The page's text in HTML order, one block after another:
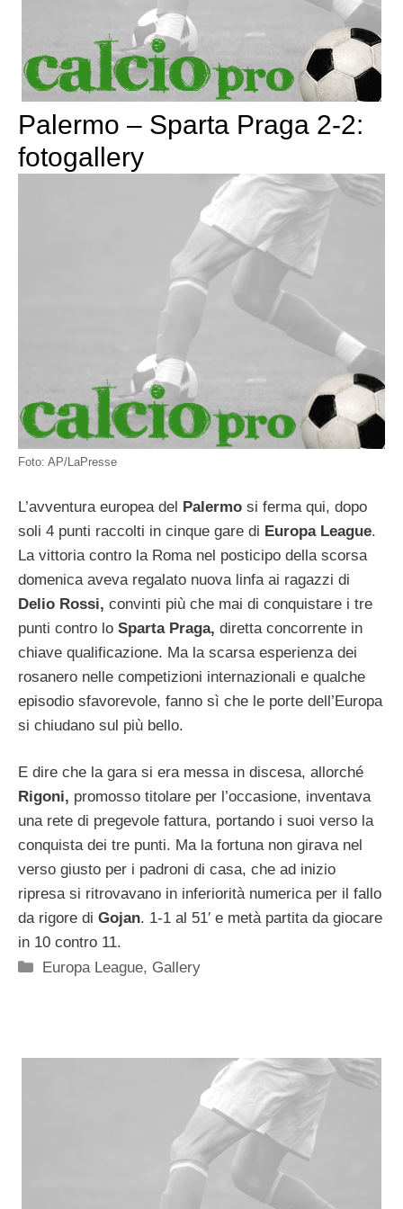
Palermo – Sparta Praga 2-2:
fotogallery
Foto: AP/LaPresse
L’avventura europea del Palermo si ferma qui, dopo
soli 4 punti raccolti in cinque gare di Europa League.
La vittoria contro la Roma nel posticipo della scorsa
domenica aveva regalato nuova linfa ai ragazzi di
Delio Rossi, convinti più che mai di conquistare i tre
punti contro lo Sparta Praga, diretta concorrente in
chiave qualificazione. Ma la scarsa esperienza dei
rosanero nelle competizioni internazionali e qualche
episodio sfavorevole, fanno sì che le porte dell’Europa
si chiudano sul più bello.
E dire che la gara si era messa in discesa, allorché
Rigoni, promosso titolare per l’occasione, inventava
una rete di pregevole fattura, portando i suoi verso la
conquista dei tre punti. Ma la fortuna non girava nel
verso giusto per i padroni di casa, che ad inizio
ripresa si ritrovavano in inferiorità numerica per il fallo
da rigore di Gojan. 1-1 al 51′ e metà partita da giocare
in 10 contro 11.
Categorie
Europa League, Gallery